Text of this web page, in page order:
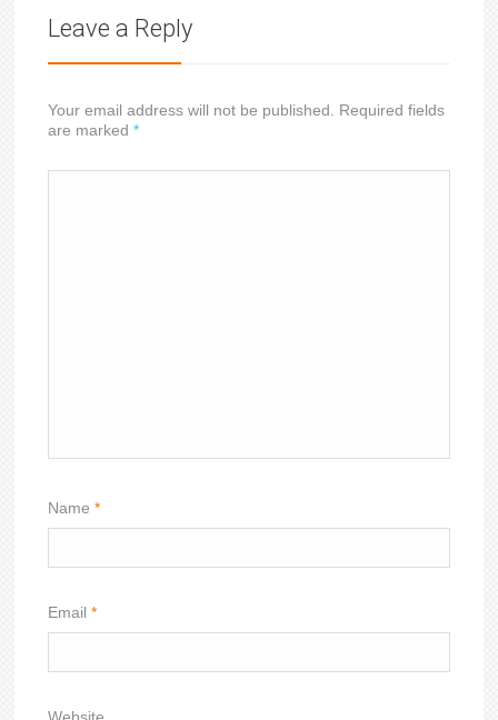
Leave a Reply
Your email address will not be published. Required fields
are marked*
Name*
Email*